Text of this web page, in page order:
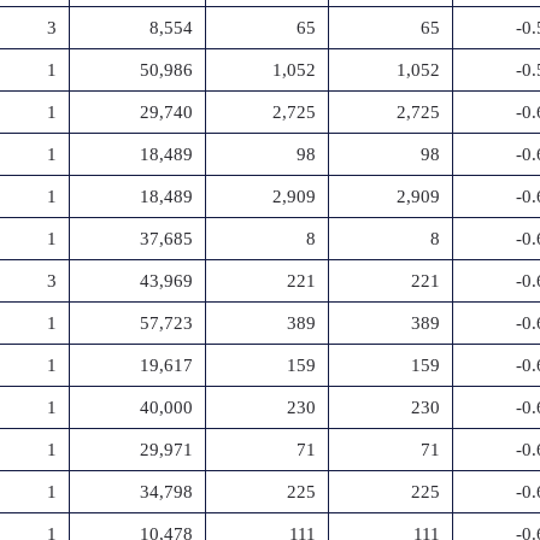
3 8,554 65 65 -
1 50,986 1,052 1,052 -
1 29,740 2,725 2,725 -
1 18,489 98 98 -
1 18,489 2,909 2,909 -
1 37,685 8 8 -
3 43,969 221 221 -
1 57,723 389 389 -
1 19,617 159 159 -
1 40,000 230 230 -
1 29,971 71 71 -
1 34,798 225 225 -
1 10,478 111 111 -